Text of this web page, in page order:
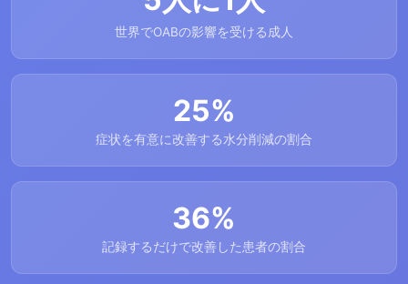
世界でOABの影響を受ける成人
25%
症状を有意に改善する水分削減の割合
36%
記録するだけで改善した患者の割合